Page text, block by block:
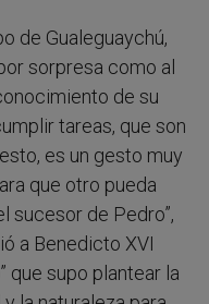
de Gualeguaychú,
sorpresa como al
de su
tareas, que son
es un gesto muy
que otro pueda
sucesor de Pedro”,
a Benedicto XVI
que supo plantear la